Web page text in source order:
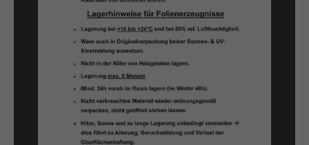
info@yourdomain.com
About us
Lorem ipsum dolor sit amet, consectetuer adipiscing
Aenean commodo ligula eget dolor. Aenean massa. Cum
sociis natoque penatibus et magnis dis parturient
montes, nascetur ridiculus mus. Donec quam felis,